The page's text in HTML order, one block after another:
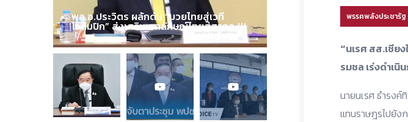
พรรคพลังประชารัฐ
“นเรศ สส.เชีย
รมชล เร่งดำเ
นายนเรศ ธำรง
แทนราษฎรไปยัง
พล.อ.ประวิตร ผลักดัน “มวยไทยสู่เวที
โอลิมปิก” ส่งเสริมเอกลักษณ์ไทยสู่สากล !!!